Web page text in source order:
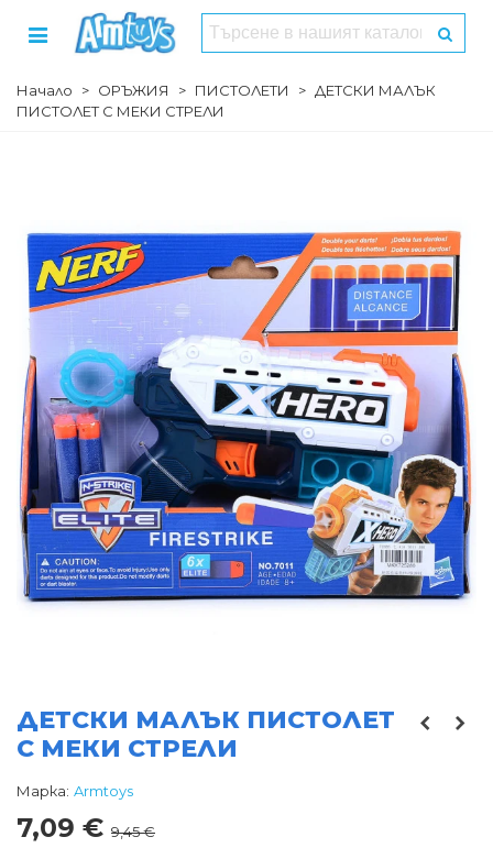
Начало > ОРЪЖИЯ > ПИСТОЛЕТИ > ДЕТСКИ МАЛЪК
ПИСТОЛЕТ С МЕКИ СТРЕЛИ
ДЕТСКИ МАЛЪК ПИСТОЛЕТ
С МЕКИ СТРЕЛИ
Марка: Armtoys
7,09 € 9,45 €